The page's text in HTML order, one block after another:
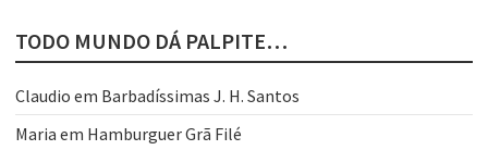
TODO MUNDO DÁ PALPITE…
Claudio em Barbadíssimas J. H. Santos
Maria em Hamburguer Grã Filé